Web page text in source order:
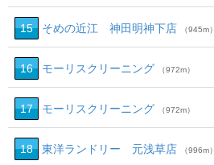
15 そめの近江 神田明神下店 （945m）
16 モーリスクリーニング （972m）
17 モーリスクリーニング （972m）
18 東洋ランドリー 元浅草店 （996m）